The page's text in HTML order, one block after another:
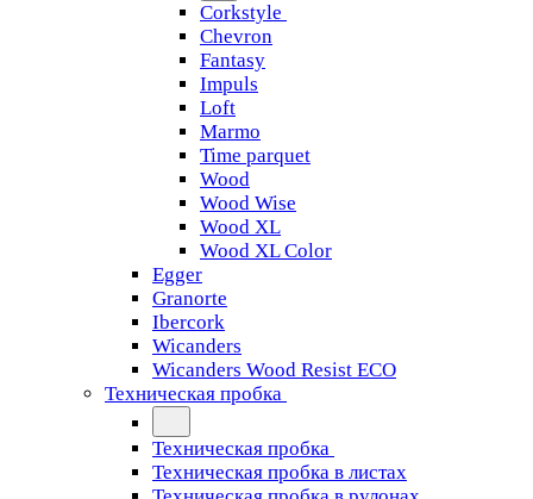
Corkstyle
Chevron
Fantasy
Impuls
Loft
Marmo
Time parquet
Wood
Wood Wise
Wood XL
Wood XL Color
Egger
Granorte
Ibercork
Wicanders
Wicanders Wood Resist ECO
Техническая пробка
Техническая пробка
Техническая пробка в листах